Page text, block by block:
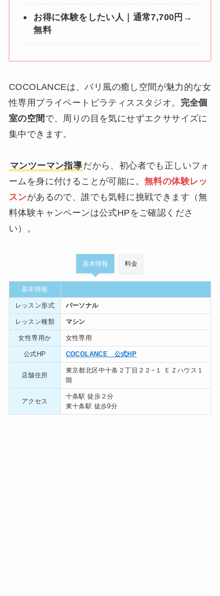
お得に体験をしたい人｜通常7,700円→
無料
COCOLANCEは、バリ風の癒し空間が魅力的な女
性専用プライベートピラティススタジオ。 完全個
室の空間 で、周りの目を気にせずエクササイズに
集中できます。
マンツーマン指導だから、初心者でも正しいフォ
ームを身に付けることが可能に。 無料の体験レッ
スンがあるので、誰でも気軽に挑戦できます（無
料体験キャンペーンは公式HPをご確認くださ
い）。
基本情報 料金
基本情報
レッスン形式 パーソナル
レッスン種類 マシン
女性専用か 女性専用
公式HP COCOLANCE 公式HP
店舗住所
東京都北区中十条２丁目２２−１ ＥＺハウス１
階
アクセス
十条駅 徒歩２分
東十条駅 徒歩9分